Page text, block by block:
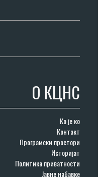
О КЦНС
Ко је ко
Контакт
Програмски простори
Историјат
Политика приватности
Јавне набавке